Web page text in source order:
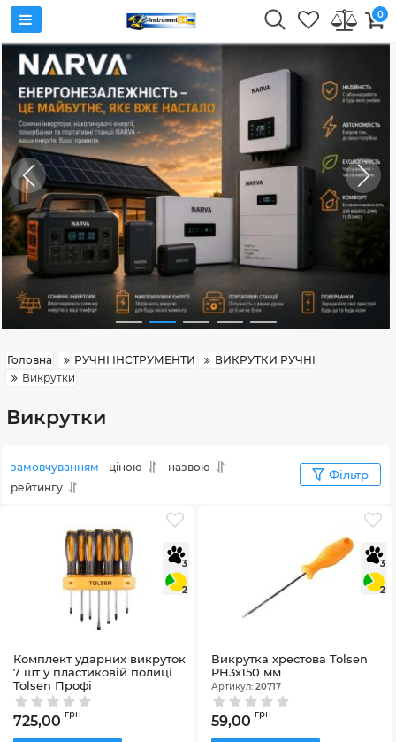
0
Головна РУЧНІ ІНСТРУМЕНТИ
ВИКРУТКИ РУЧНІ
Викрутки
Викрутки
замовчуванням ціною
назвою
рейтингу
Фільтр
3
2
Комплект ударних викруток
7 шт у пластиковій полиці
Tolsen Профі
Артикул:20195
725,00 грн
3
2
Викрутка хрестова Tolsen
PH3х150 мм
Артикул: 20717
59,00 грн